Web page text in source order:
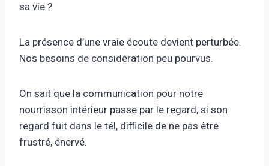
sa vie ?
La présence d’une vraie écoute devient perturbée.
Nos besoins de considération peu pourvus.
On sait que la communication pour notre
nourrisson intérieur passe par le regard, si son
regard fuit dans le tél, difficile de ne pas être
frustré, énervé.